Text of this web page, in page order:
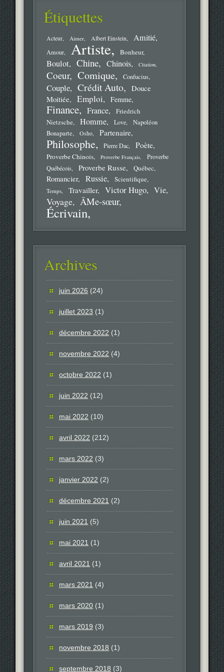
Étiquettes
Acteur Aimer Albert Einstein Amitié
Amour Artiste Bonheur
Boulot Chine Chinois Citation
Coeur Comique Confucius
Couple Crédit Auto
Douce
Moitiée
Emploi Femme
Finance France
Friedrich
Nietzsche
Homme Love
Napoléon
Bonaparte
Osho Partenaire
Philosophe Pierre Dac Poète
Proverbe Chinois Proverbe Français
Proverbe
Québécois
Proverbe Russe Québec
Romancier Russie Scientifique
Temps Travailler Victor Hugo Vie
Voyage ÂMe-sœur
Écrivain
Archives
juin 2026 (24)
juillet 2023 (1)
décembre 2022 (1)
novembre 2022 (4)
octobre 2022 (1)
juin 2022 (12)
mai 2022 (10)
avril 2022 (212)
mars 2022 (3)
janvier 2022 (2)
décembre 2021 (2)
juin 2021 (5)
mai 2021 (1)
avril 2021 (1)
mars 2021 (4)
mars 2020 (1)
mars 2019 (3)
novembre 2018 (1)
septembre 2018 (3)